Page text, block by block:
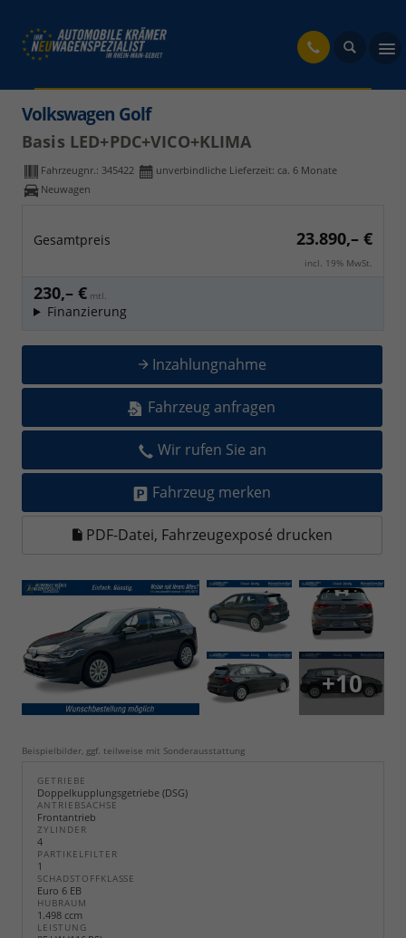
Volkswagen Golf
Basis LED+PDC+VICO+KLIMA
Fahrzeugnr.: 345422
unverbindliche Lieferzeit: ca. 6 Monate
Neuwagen
Gesamtpreis 23.890,– €
incl. 19% MwSt.
230,– € mtl.
Finanzierung
Inzahlungnahme
Fahrzeug anfragen
Wir rufen Sie an
Fahrzeug merken
PDF-Datei, Fahrzeugexposé drucken
+10
Beispielbilder, ggf. teilweise mit Sonderausstattung
GETRIEBE
Doppelkupplungsgetriebe (DSG)
ANTRIEBSACHSE
Frontantrieb
ZYLINDER
4
PARTIKELFILTER
1
SCHADSTOFFKLASSE
Euro 6 EB
HUBRAUM
1.498 ccm
LEISTUNG